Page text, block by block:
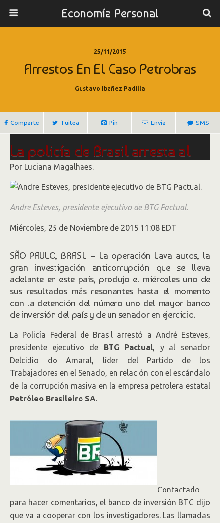
Economía Personal
25/11/2015
Arrestos En El Caso Petrobras
Gustavo Ibañez Padilla
Comparte Tuitea Pin Envía SMS
La policía de Brasil arresta al
presidente de BTG Pactual y a
un senador por el caso
Petrobras
Por Luciana Magalhaes.
Andre Esteves, presidente ejecutivo de BTG Pactual.
Miércoles, 25 de Noviembre de 2015 11:08 EDT
SÃO PAULO, BRASIL – La operación Lava autos, la
gran investigación anticorrupción que se lleva
adelante en este país, produjo el miércoles uno de
sus resultados más resonantes hasta el momento
con la detención del número uno del mayor banco
de inversión del país y de un senador en ejercicio.
La Policía Federal de Brasil arrestó a André Esteves,
presidente ejecutivo de BTG Pactual, y al senador
Delcidio do Amaral, líder del Partido de los
Trabajadores en el Senado, en relación con el escándalo
de la corrupción masiva en la empresa petrolera estatal
Petróleo Brasileiro SA.
Contactado
para hacer comentarios, el banco de inversión BTG dijo
que va a cooperar con los investigadores. Las llamadas